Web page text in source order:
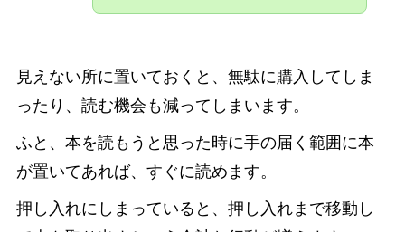
見えない所に置いておくと、無駄に購入してしま
ったり、読む機会も減ってしまいます。
ふと、本を読もうと思った時に手の届く範囲に本
が置いてあれば、すぐに読めます。
押し入れにしまっていると、押し入れまで移動し